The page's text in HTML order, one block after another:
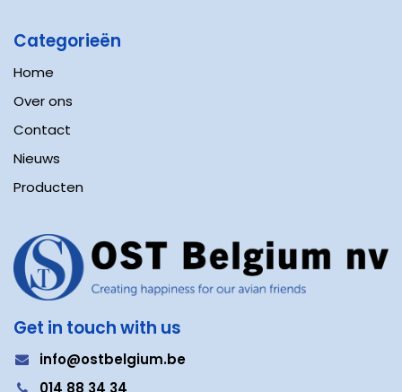
Categorieën
Home
Over ons
Contact
Nieuws
Producten
Get in touch with us
info@ostbelgium.be
014 88 34 34